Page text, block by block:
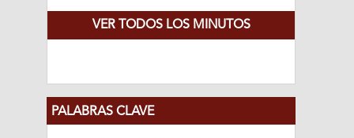
VER TODOS LOS MINUTOS
PALABRAS CLAVE